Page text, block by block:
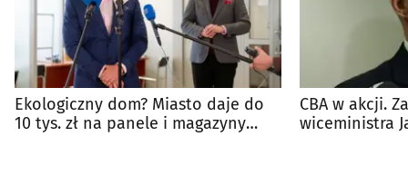
Ekologiczny dom? Miasto daje do
10 tys. zł na panele i magazyny
CBA w akcji.
wiceministra